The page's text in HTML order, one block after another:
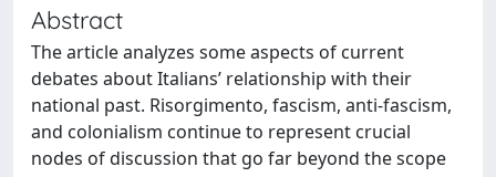
Abstract
The article analyzes some aspects of current
debates about Italians’ relationship with their
national past. Risorgimento, fascism, anti-fascism,
and colonialism continue to represent crucial
nodes of discussion that go far beyond the scope